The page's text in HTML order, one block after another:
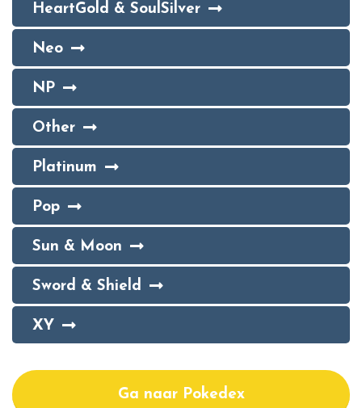
HeartGold & SoulSilver
Neo
NP
Other
Platinum
Pop
Sun & Moon
Sword & Shield
XY
Ga naar Pokedex